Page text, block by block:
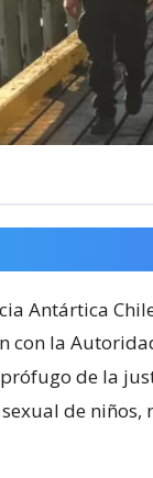
Antártica
con la
de la
de niños,